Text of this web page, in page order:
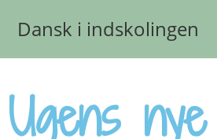
Dansk i indskolingen
Ugens nye